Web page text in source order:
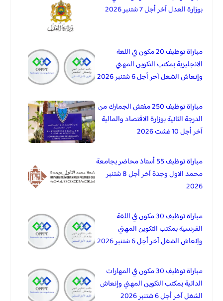
بوزارة العدل آخر أجل 7 شتنبر 2026
مباراة توظيف 20 مكون في اللغة
الانجليزية بمكتب التكوين المهني
وإنعاش الشغل آخر أجل 6 شتنبر 2026
مباراة توظيف 250 مفتش الجمارك من
الدرجة الثانية بوزارة الاقتصاد والمالية
آخر أجل 10 غشت 2026
مباراة توظيف 55 أستاذ محاضر بجامعة
محمد الاول وجدة آخر أجل 8 شتنبر
2026
مباراة توظيف 30 مكون في اللغة
الفرنسية بمكتب التكوين المهني
وإنعاش الشغل آخر أجل 6 شتنبر 2026
مباراة توظيف 30 مكون في المهارات
الداتية بمكتب التكوين المهني وإنعاش
الشغل آخر أجل 6 شتنبر 2026